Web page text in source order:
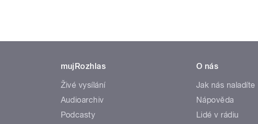
mujRozhlas
Živé vysílání
Audioarchiv
Podcasty
O nás
Jak nás naladíte
Nápověda
Lidé v rádiu